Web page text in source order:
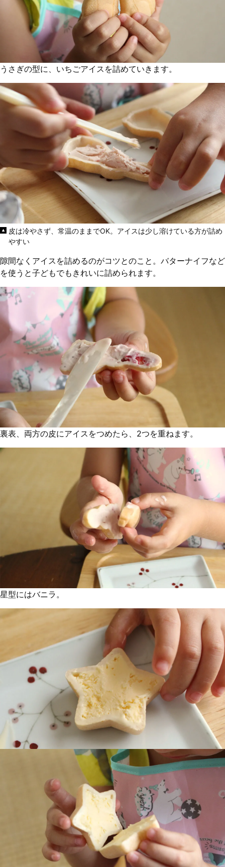
うさぎの型に、いちごアイスを詰めていきます。
皮は冷やさず、常温のままでOK。アイスは少し溶けている方が詰め
やすい
隙間なくアイスを詰めるのがコツとのこと。バターナイフなど
を使うと子どもでもきれいに詰められます。
裏表、両方の皮にアイスをつめたら、2つを重ねます。
星型にはバニラ。